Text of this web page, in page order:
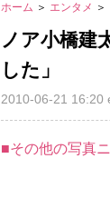
ホーム ＞ エンタメ
ノア小橋建
した」
2010-06-21 16:20
■その他の写真